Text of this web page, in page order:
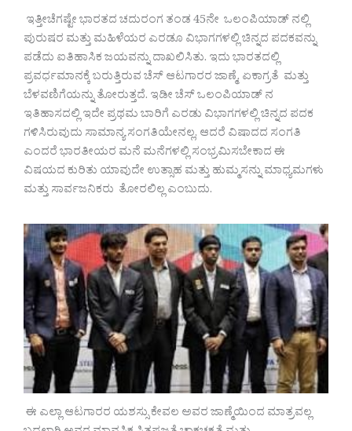
ಇತ್ತೀಚೆಗಷ್ಟೇ ಭಾರತದ ಚದುರಂಗ ತಂಡ 45ನೇ ಒಲಂಪಿಯಾಡ್ ನಲ್ಲಿ
ಪುರುಷರ ಮತ್ತು ಮಹಿಳೆಯರ ಎರಡೂ ವಿಭಾಗಗಳಲ್ಲಿ ಚಿನ್ನದ ಪದಕವನ್ನು
ಪಡೆದು ಐತಿಹಾಸಿಕ ಜಯವನ್ನು ದಾಖಲಿಸಿತು. ಇದು ಭಾರತದಲ್ಲಿ
ಪ್ರವರ್ಧಮಾನಕ್ಕೆ ಬರುತ್ತಿರುವ ಚೆಸ್ ಆಟಗಾರರ ಜಾಣ್ಮೆ, ಏಕಾಗ್ರತೆ ಮತ್ತು
ಬೆಳವಣಿಗೆಯನ್ನು ತೋರುತ್ತದೆ. ಇಡೀ ಚೆಸ್ ಒಲಂಪಿಯಾಡ್ ನ
ಇತಿಹಾಸದಲ್ಲಿ ಇದೇ ಪ್ರಥಮ ಬಾರಿಗೆ ಎರಡು ವಿಭಾಗಗಳಲ್ಲಿ ಚಿನ್ನದ ಪದಕ
ಗಳಿಸಿರುವುದು ಸಾಮಾನ್ಯ ಸಂಗತಿಯೇನಲ್ಲ, ಆದರೆ ವಿಷಾದದ ಸಂಗತಿ
ಎಂದರೆ ಭಾರತೀಯರ ಮನೆ ಮನೆಗಳಲ್ಲಿ ಸಂಭ್ರಮಿಸಬೇಕಾದ ಈ
ವಿಷಯದ ಕುರಿತು ಯಾವುದೇ ಉತ್ಸಾಹ ಮತ್ತು ಹುಮ್ಮಸನ್ನು ಮಾಧ್ಯಮಗಳು
ಮತ್ತು ಸಾರ್ವಜನಿಕರು ತೋರಲಿಲ್ಲ ಎಂಬುದು.
ಈ ಎಲ್ಲಾ ಆಟಗಾರರ ಯಶಸ್ಸು ಕೇವಲ ಅವರ ಜಾಣ್ಮೆಯಿಂದ ಮಾತ್ರವಲ್ಲ